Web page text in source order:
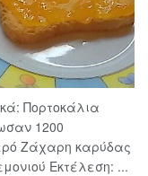
Πορτοκάλια
1200
Ζάχαρη καρύδας
Εκτέλεση: ...